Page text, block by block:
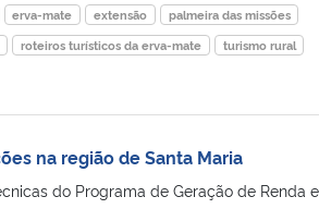
erva-mate extensão
palmeira das missões
roteiros turísticos da erva-mate
turismo rural
na região de Santa Maria
do Programa de Geração de Renda e